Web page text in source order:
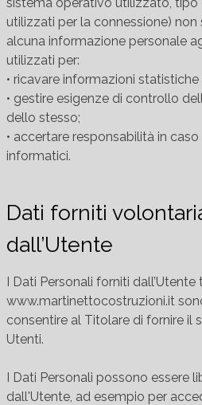
utilizzati per la connessione)
alcuna informazione personale
utilizzati per:
• ricavare informazioni statistiche
• gestire esigenze di controllo
dello stesso;
• accertare responsabilità in
informatici.
Dati forniti
dall’Utente
I Dati Personali forniti
www.martinettocostruzioni.it
consentire al Titolare di fornire il
Utenti.
I Dati Personali possono essere
dall'Utente, ad esempio per